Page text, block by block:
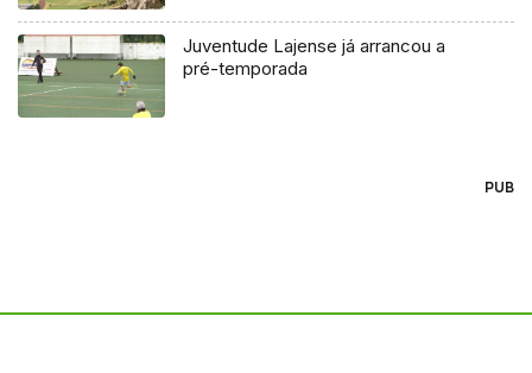
Juventude Lajense já arrancou a
pré-temporada
PUB